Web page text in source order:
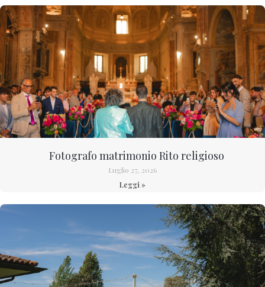
Fotografo matrimonio Rito religioso
Luglio 27, 2026
Leggi »